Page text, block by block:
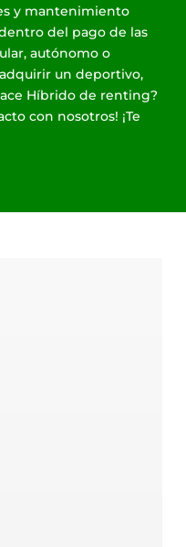
y mantenimiento
del pago de las
autónomo o
un deportivo,
Híbrido de renting?
con nosotros! ¡Te